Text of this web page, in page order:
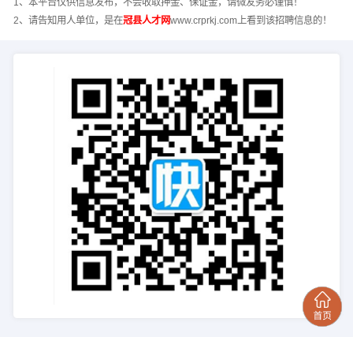
1、本平台仅供信息发布，不会收取押金、保证金，请微友务必谨慎！
2、请告知用人单位，是在冠县人才网www.crprkj.com上看到该招聘信息的！